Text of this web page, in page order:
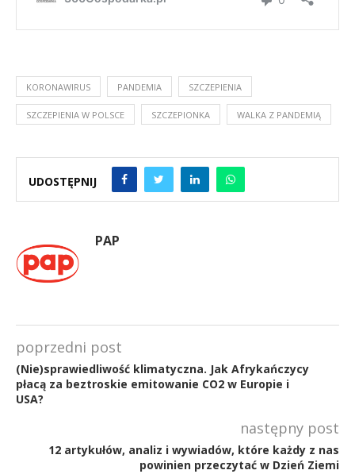
KORONAWIRUS PANDEMIA SZCZEPIENIA
SZCZEPIENIA W POLSCE SZCZEPIONKA WALKA Z PANDEMIĄ
UDOSTĘPNIJ
PAP
poprzedni post
(Nie)sprawiedliwość klimatyczna. Jak Afrykańczycy
płacą za beztroskie emitowanie CO2 w Europie i
USA?
następny post
12 artykułów, analiz i wywiadów, które każdy z nas
powinien przeczytać w Dzień Ziemi